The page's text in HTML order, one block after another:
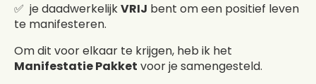
✅ je daadwerkelijkVRIJ bent om een positief leven
te manifesteren.
Om dit voor elkaar te krijgen, heb ik het
Manifestatie Pakket voor je samengesteld.